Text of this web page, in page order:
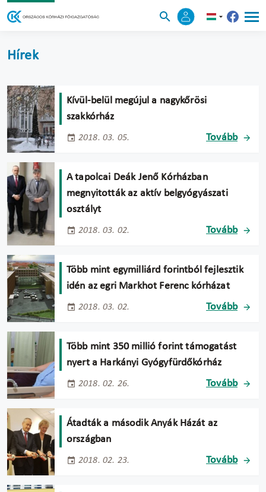
Hírek
Kívül-belül megújul a nagykőrösi
szakkórház
2018. 03. 05. Tovább
A tapolcai Deák Jenő Kórházban
megnyitották az aktív belgyógyászati
osztályt
2018. 03. 02. Tovább
Több mint egymilliárd forintból fejlesztik
idén az egri Markhot Ferenc kórházat
2018. 03. 02. Tovább
Több mint 350 millió forint támogatást
nyert a Harkányi Gyógyfürdőkórház
2018. 02. 26. Tovább
Átadták a második Anyák Házát az
országban
2018. 02. 23. Tovább